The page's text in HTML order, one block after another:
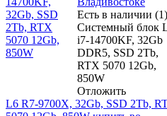
Есть в наличии (1)
Системный блок
i7-14700KF, 32Gb
DDR5, SSD 2Tb,
RTX 5070 12Gb,
850W
Отложить
L6 R7-9700X, 32Gb, SSD 2Tb,